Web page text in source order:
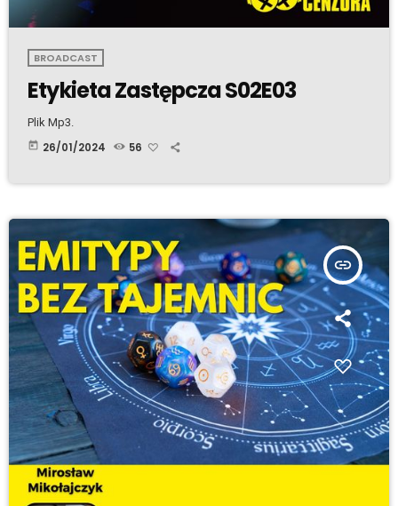
BROADCAST
Etykieta Zastępcza S02E03
Plik Mp3.
today 26/01/2024 56
insert_link